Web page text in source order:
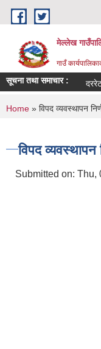
Skip to main content
मेल्लेख
गाउँ
सूचना तथा समाचार :दररेट
You are
Home » विपद व्यवस्थापन
विपद
Submitted on: Thu,